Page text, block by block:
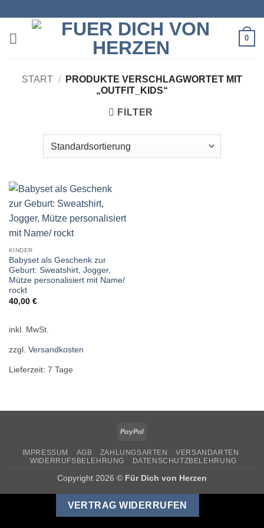
springen
0
START /
PRODUKTE VERSCHLAGWORTET MIT
„OUTFIT_KIDS“
FILTER
KINDER
Babyset als Geschenk zur
Geburt: Sweatshirt, Jogger,
Mütze personalisiert mit Name/
rockt
40,00 €
inkl. MwSt.
zzgl. Versandkosten
Lieferzeit: 7 Tage
PayPal
IMPRESSUM AGB ZAHLUNGSARTEN
VERSANDARTEN
WIDERRUFSBELEHRUNG
DATENSCHUTZBELEHRUNG
Copyright 2026 © Für Dich von Herzen
VERTRAG WIDERRUFEN